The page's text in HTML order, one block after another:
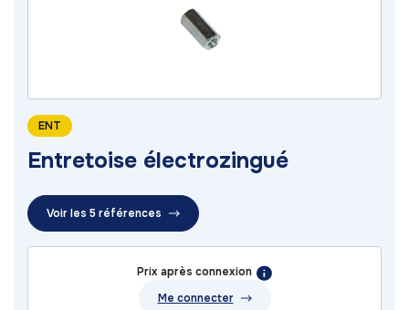
ENT
Entretoise électrozingué
Voir les 5 références
Prix après connexion
Me connecter